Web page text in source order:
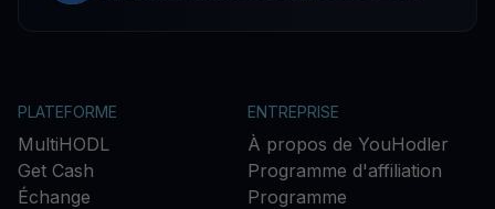
PLATEFORME
MultiHODL
Get Cash
Échange
ENTREPRISE
À propos de YouHodler
Programme d'affiliation
Programme